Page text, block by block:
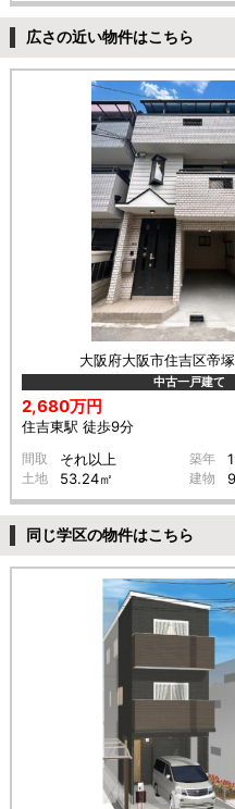
広さの近い物件はこちら
大阪府大阪市住吉区帝
中古一戸建て
2,680万円
住吉東駅 徒歩9分
間取 それ以上 築年
土地 53.24㎡ 建物
同じ学区の物件はこちら